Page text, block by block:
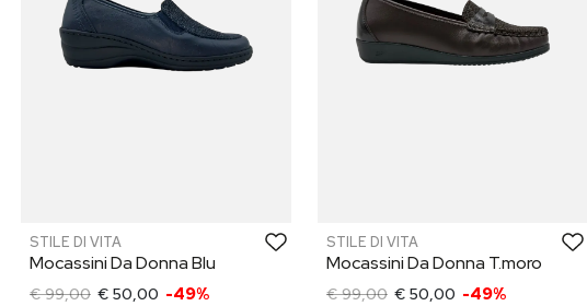
STILE DI VITA
Mocassini Da Donna Blu
€ 99,00 € 50,00 -49%
STILE DI VITA
Mocassini Da Donna T.moro
€ 99,00 € 50,00 -49%